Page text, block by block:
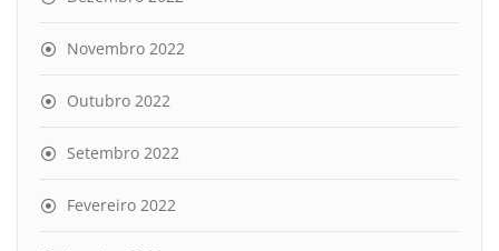
Novembro 2022
Outubro 2022
Setembro 2022
Fevereiro 2022